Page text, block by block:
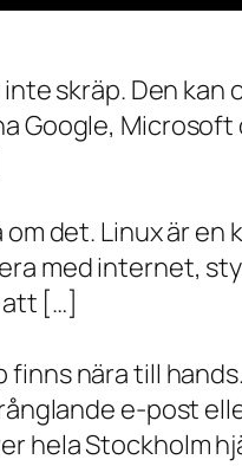
skräp. Den
Google,
det. Linux är
med internet,
att […]
nära till
e-post
hela Stockholm